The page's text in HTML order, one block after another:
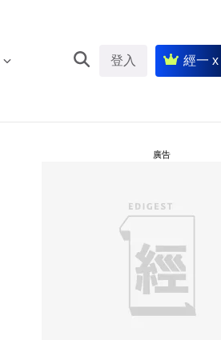
登入 經一 x
廣告